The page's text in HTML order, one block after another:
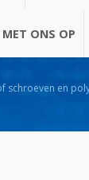
ONS OP
schroeven en